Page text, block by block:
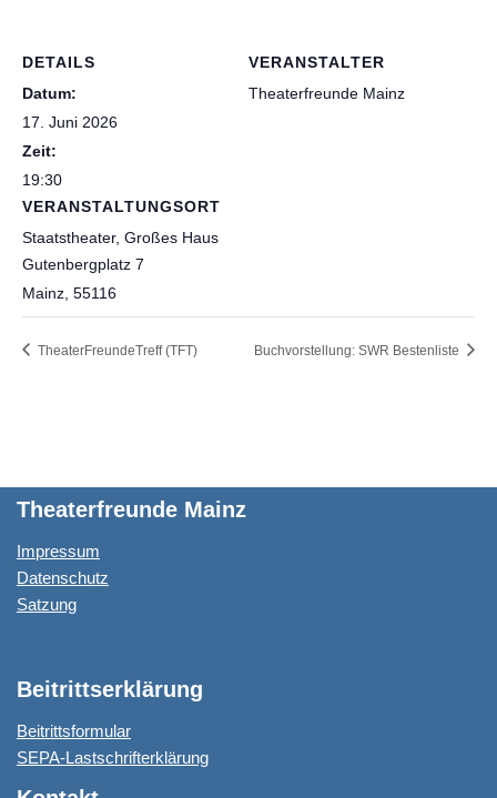
DETAILS
Datum:
17. Juni 2026
Zeit:
19:30
VERANSTALTUNGSORT
Staatstheater, Großes Haus
Gutenbergplatz 7
Mainz, 55116
VERANSTALTER
Theaterfreunde Mainz
TheaterFreundeTreff (TFT) Buchvorstellung: SWR Bestenliste
Theaterfreunde Mainz
Impressum
Datenschutz
Satzung
Beitrittserklärung
Beitrittsformular
SEPA-Lastschrifterklärung